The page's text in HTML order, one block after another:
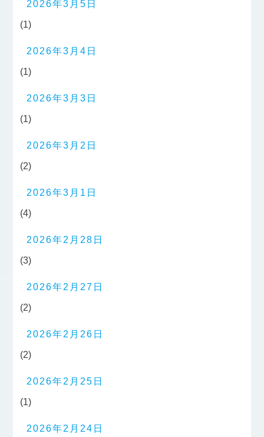
2026年3月5日
(1)
2026年3月4日
(1)
2026年3月3日
(1)
2026年3月2日
(2)
2026年3月1日
(4)
2026年2月28日
(3)
2026年2月27日
(2)
2026年2月26日
(2)
2026年2月25日
(1)
2026年2月24日